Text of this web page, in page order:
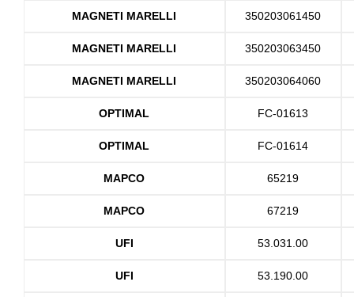
MAGNETI MARELLI 350203061450
MAGNETI MARELLI 350203063450
MAGNETI MARELLI 350203064060
OPTIMAL FC-01613
OPTIMAL FC-01614
MAPCO 65219
MAPCO 67219
UFI 53.031.00
UFI 53.190.00